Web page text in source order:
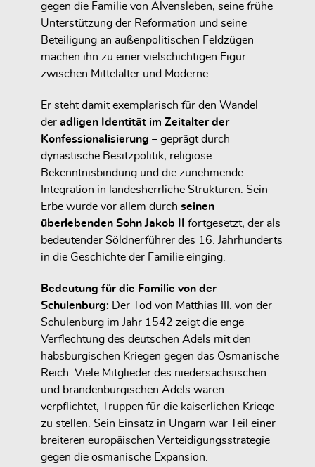
gegen die Familie von Alvensleben, seine frühe
Unterstützung der Reformation und seine
Beteiligung an außenpolitischen Feldzügen
machen ihn zu einer vielschichtigen Figur
zwischen Mittelalter und Moderne.
Er steht damit exemplarisch für den Wandel
der adligen Identität im Zeitalter der
Konfessionalisierung – geprägt durch
dynastische Besitzpolitik, religiöse
Bekenntnisbindung und die zunehmende
Integration in landesherrliche Strukturen. Sein
Erbe wurde vor allem durch seinen
überlebenden Sohn Jakob II
fortgesetzt, der als
bedeutender Söldnerführer des 16. Jahrhunderts
in die Geschichte der Familie einging.
Bedeutung für die Familie von der
Schulenburg:
Der Tod von Matthias III. von der
Schulenburg im Jahr 1542 zeigt die enge
Verflechtung des deutschen Adels mit den
habsburgischen Kriegen gegen das Osmanische
Reich. Viele Mitglieder des niedersächsischen
und brandenburgischen Adels waren
verpflichtet, Truppen für die kaiserlichen Kriege
zu stellen. Sein Einsatz in Ungarn war Teil einer
breiteren europäischen Verteidigungsstrategie
gegen die osmanische Expansion.